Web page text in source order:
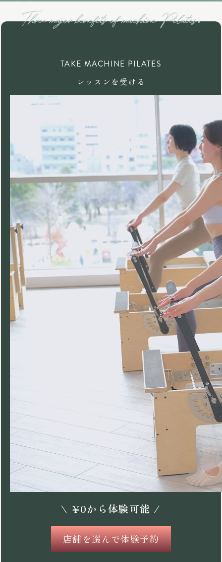
TAKE MACHINE PILATES
レッスンを受ける
\ ¥0から体験可能 /
店舗を選んで体験予約